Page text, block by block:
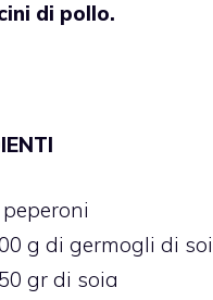
di pollo.
peperoni
g di germogli di
gr di soia